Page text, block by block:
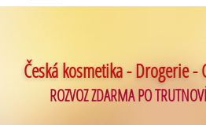
Česká kosmetika - Drogerie -
ROZVOZ ZDARMA PO